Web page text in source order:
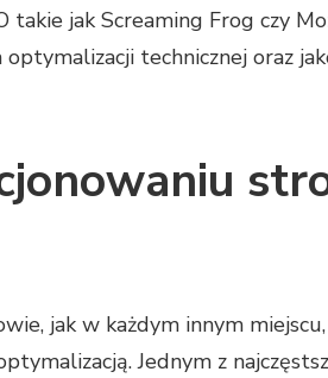
jak Screaming Frog czy
technicznej oraz
jak w każdym innym
Jednym z